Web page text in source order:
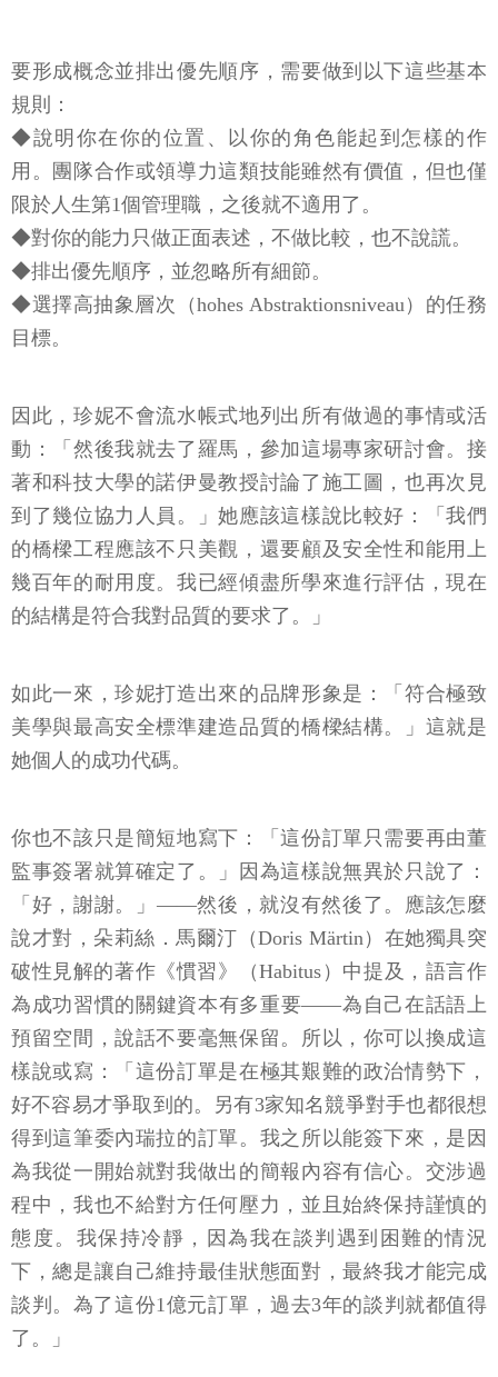
要形成概念並排出優先順序，需要做到以下這些基本
規則：
◆說明你在你的位置、以你的角色能起到怎樣的作
用。團隊合作或領導力這類技能雖然有價值，但也僅
限於人生第1個管理職，之後就不適用了。
◆對你的能力只做正面表述，不做比較，也不說謊。
◆排出優先順序，並忽略所有細節。
◆選擇高抽象層次（hohes Abstraktionsniveau）的任務
目標。
因此，珍妮不會流水帳式地列出所有做過的事情或活
動：「然後我就去了羅馬，參加這場專家研討會。接
著和科技大學的諾伊曼教授討論了施工圖，也再次見
到了幾位協力人員。」她應該這樣說比較好：「我們
的橋樑工程應該不只美觀，還要顧及安全性和能用上
幾百年的耐用度。我已經傾盡所學來進行評估，現在
的結構是符合我對品質的要求了。」
如此一來，珍妮打造出來的品牌形象是：「符合極致
美學與最高安全標準建造品質的橋樑結構。」這就是
她個人的成功代碼。
你也不該只是簡短地寫下：「這份訂單只需要再由董
監事簽署就算確定了。」因為這樣說無異於只說了：
「好，謝謝。」——然後，就沒有然後了。應該怎麼
說才對，朵莉絲．馬爾汀（Doris Märtin）在她獨具突
破性見解的著作《慣習》（Habitus）中提及，語言作
為成功習慣的關鍵資本有多重要——為自己在話語上
預留空間，說話不要毫無保留。所以，你可以換成這
樣說或寫：「這份訂單是在極其艱難的政治情勢下，
好不容易才爭取到的。另有3家知名競爭對手也都很想
得到這筆委內瑞拉的訂單。我之所以能簽下來，是因
為我從一開始就對我做出的簡報內容有信心。交涉過
程中，我也不給對方任何壓力，並且始終保持謹慎的
態度。我保持冷靜，因為我在談判遇到困難的情況
下，總是讓自己維持最佳狀態面對，最終我才能完成
談判。為了這份1億元訂單，過去3年的談判就都值得
了。」